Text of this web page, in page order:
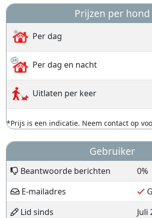
Prijzen per hond
Per dag
Per dag en nacht
Uitlaten per keer
*Prijs is een indicatie. Neem contact op
Gebruiker
Beantwoorde berichten
0%
E-mailadres
Lid sinds
Juli